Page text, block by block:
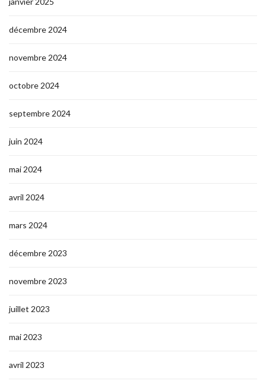
décembre 2024
novembre 2024
octobre 2024
septembre 2024
juin 2024
mai 2024
avril 2024
mars 2024
décembre 2023
novembre 2023
juillet 2023
mai 2023
avril 2023